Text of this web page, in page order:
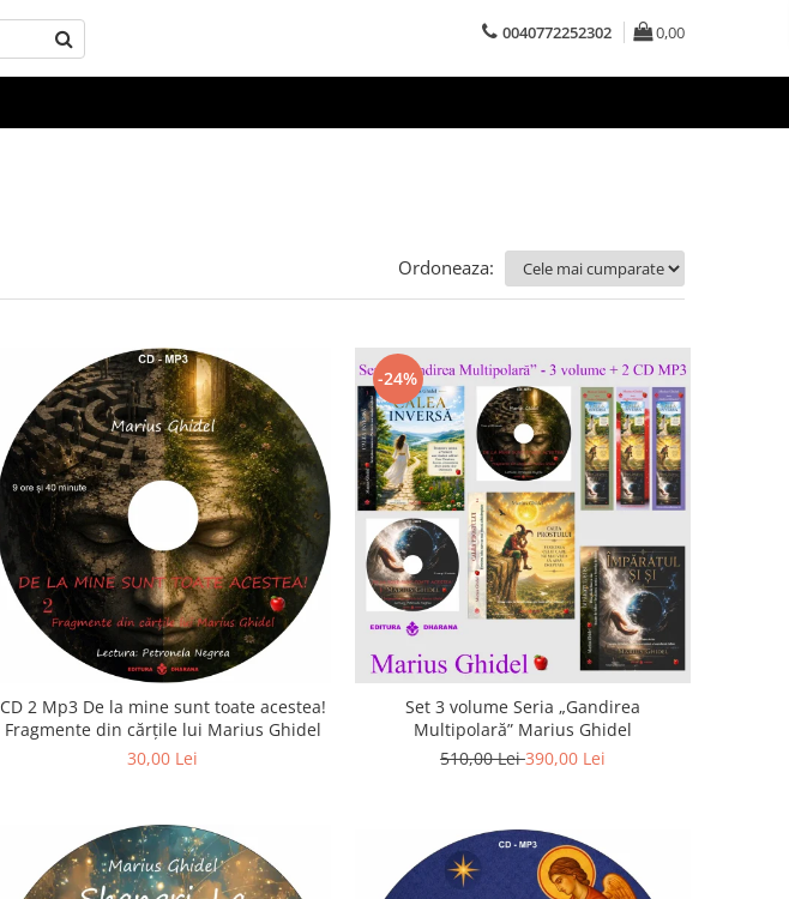
0040772252302 0,00
Ordoneaza:
CD 2 Mp3 De la mine sunt toate acestea!
Fragmente din cărțile lui Marius Ghidel
30,00 Lei
-24%
Set 3 volume Seria „Gandirea
Multipolară” Marius Ghidel
510,00 Lei390,00 Lei